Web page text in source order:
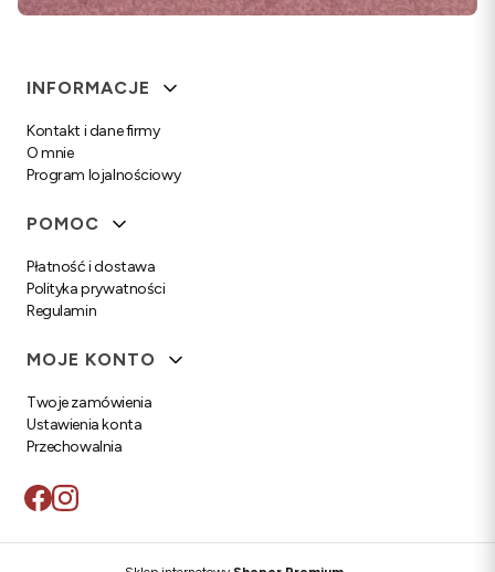
Linki w stopce
INFORMACJE
Kontakt i dane firmy
O mnie
Program lojalnościowy
POMOC
Płatność i dostawa
Polityka prywatności
Regulamin
MOJE KONTO
Twoje zamówienia
Ustawienia konta
Przechowalnia